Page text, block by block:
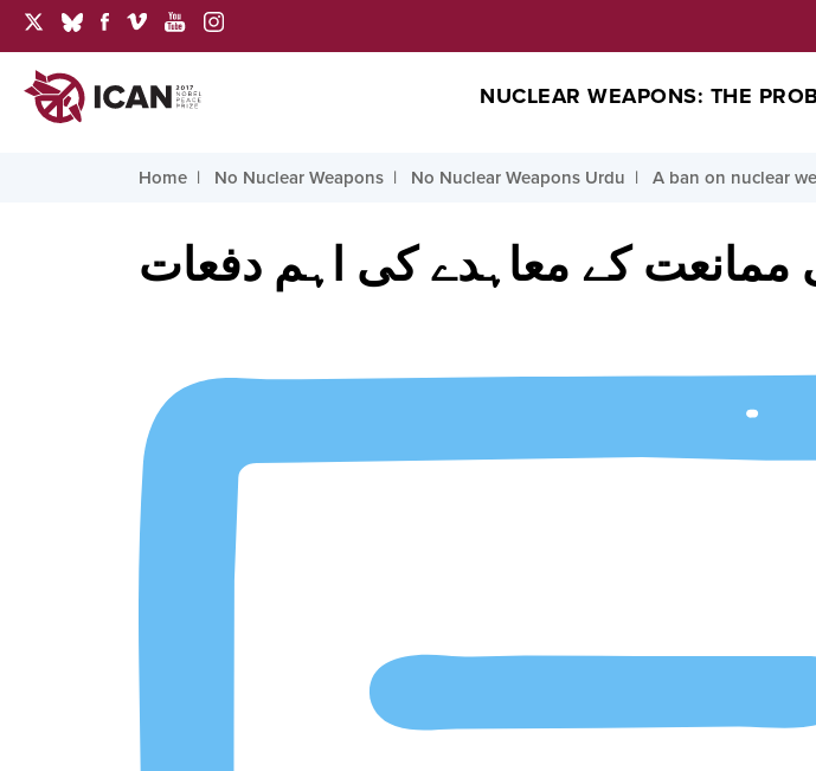
NUCLEAR WEAPONS: THE
Home No Nuclear Weapons No Nuclear Weapons Urdu A ban on nuclear
ممانعت کے معاہدے کی اہم دفعات